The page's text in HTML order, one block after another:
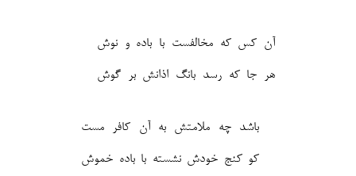
آن کس که مخالفست با باده و نوش
هر جا که رسد بانگ اذانش بر گوش‎
باشد چه ملامتش به آن کافر مست
کو کنج خودش نشسته با باده خموش